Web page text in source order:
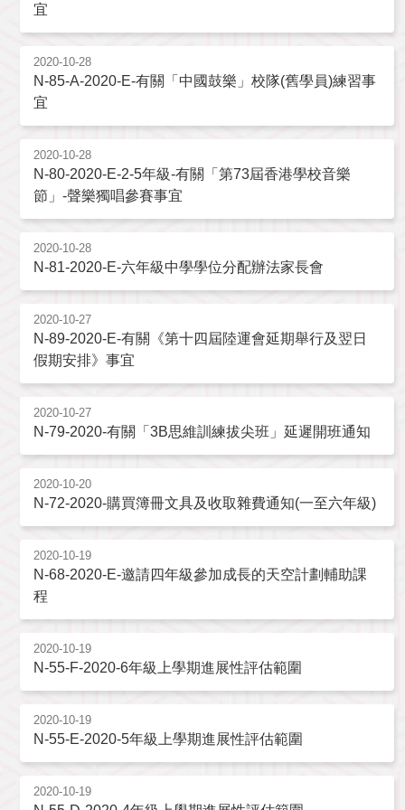
宜
2020-10-28
N-85-A-2020-E-有關「中國鼓樂」校隊(舊學員)練習事
宜
2020-10-28
N-80-2020-E-2-5年級-有關「第73屆香港學校音樂
節」-聲樂獨唱參賽事宜
2020-10-28
N-81-2020-E-六年級中學學位分配辦法家長會
2020-10-27
N-89-2020-E-有關《第十四屆陸運會延期舉行及翌日
假期安排》事宜
2020-10-27
N-79-2020-有關「3B思維訓練拔尖班」延遲開班通知
2020-10-20
N-72-2020-購買簿冊文具及收取雜費通知(一至六年級)
2020-10-19
N-68-2020-E-邀請四年級參加成長的天空計劃輔助課
程
2020-10-19
N-55-F-2020-6年級上學期進展性評估範圍
2020-10-19
N-55-E-2020-5年級上學期進展性評估範圍
2020-10-19